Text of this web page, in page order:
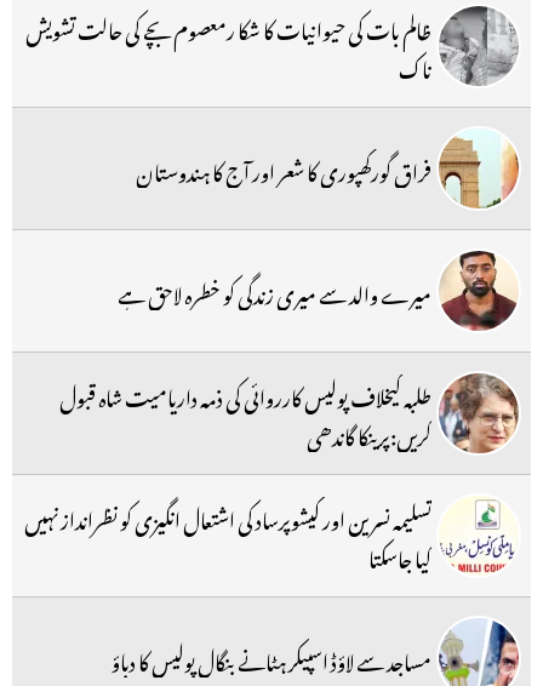
ظالم بات کی حیوانیات کا شکا رمعصوم بچے کی حالت تشویش
ناک
فراق گورکھپوری کا شعر اور آج کا ہندوستان
میرے والد سے میری زندگی کو خطرہ لاحق ہے
طلبہ کیخلاف پولیس کارروائی کی ذمہ داریامیت شاہ قبول
کریں:پرینکا گاندھی
تسلیمہ نسرین اور کیشوپرساد کی اشتعال انگیزی کو نظرانداز نہیں
کیا جاسکتا
مساجد سے لاؤڈ اسپیکر ہٹانے بنگال پولیس کا دباؤ